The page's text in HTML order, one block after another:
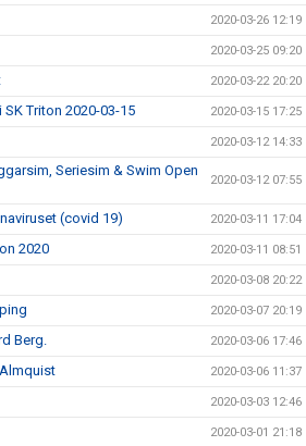
2020-03-26 12:19
2020-03-25 09:20
2020-03-22 20:20
Triton 2020-03-15 2020-03-15 17:25
2020-03-12 14:33
Seriesim & Swim Open
2020-03-12 07:55
(covid 19) 2020-03-11 17:04
2020 2020-03-11 08:51
2020-03-08 20:22
2020-03-07 20:19
Berg. 2020-03-06 17:46
2020-03-06 11:37
2020-03-03 12:46
2020-03-01 21:18